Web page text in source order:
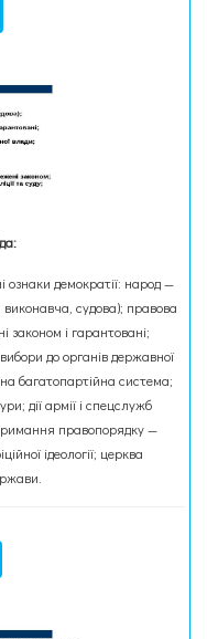
ознаки демократії: народ —
судова); правова
законом і гарантовані;
до органів державної
багатопартійна система;
дії армії і спецслужб
правопорядку —
ідеології; церква